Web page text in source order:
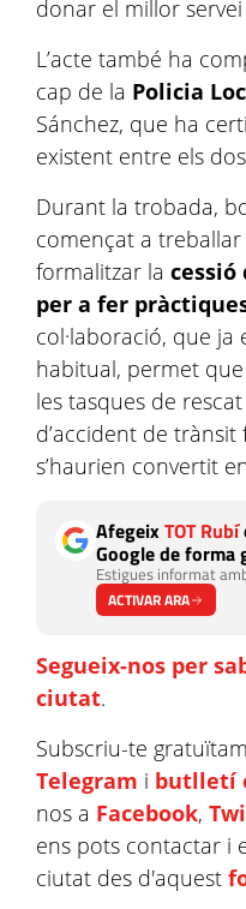
donar el millor servei
L’acte també ha
cap de la Policia
Sánchez, que ha
existent entre els
Durant la trobada,
començat a
formalitzar la cessió
per a fer
col·laboració, que
habitual, permet
les tasques de
d’accident de
s’haurien convertit
AfegeixTOT Rubí
Google de forma
Estigues informat
ACTIVAR ARA
Segueix-nos per
ciutat.
Subscriu-te
Telegram i butlletí
nos a Facebook,
ens pots contactar i
ciutat des d'aquest